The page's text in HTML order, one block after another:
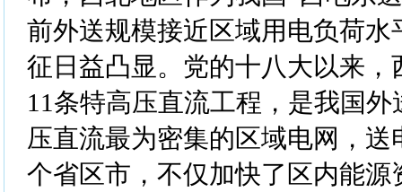
前外送规模接近区域用电负荷水
征日益凸显。党的十八大以来，
11条特高压直流工程，是我国
压直流最为密集的区域电网，送
个省区市，不仅加快了区内能源